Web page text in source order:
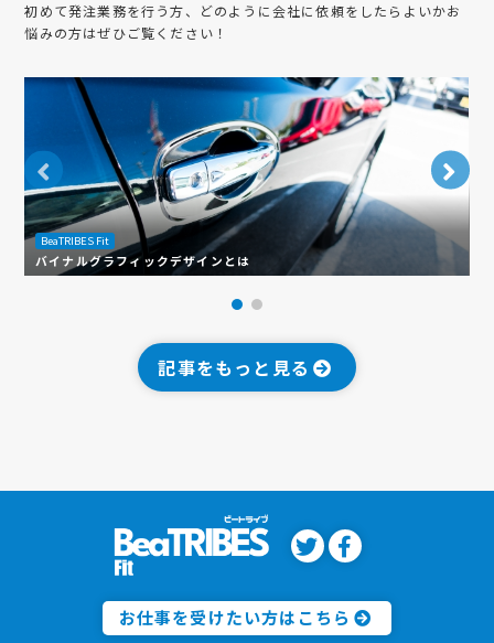
初めて発注業務を行う方、どのように会社に依頼をしたらよいかお
悩みの方はぜひご覧ください！
BeaTRIBES Fit
バイナルグラフィックデザインとは
記事をもっと見る
お仕事を受けたい方はこちら